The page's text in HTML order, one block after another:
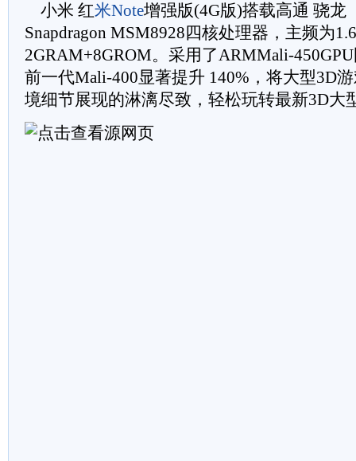
小米 红米Note增强版(4G版)搭载高通 骁龙
Snapdragon MSM8928四核处理器，主频为
2GRAM+8GROM。采用了ARMMali-
前一代Mali-400显著提升 140%，将大型3D
境细节展现的淋漓尽致，轻松玩转最新3D大